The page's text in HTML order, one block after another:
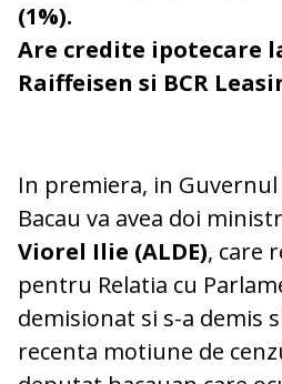
(1%).
Are credite ipotecare
Raiffeisen si BCR
In premiera, in
Bacau va avea doi
Viorel Ilie (ALDE), care
pentru Relatia cu
demisionat si s-a demis
recenta motiune de